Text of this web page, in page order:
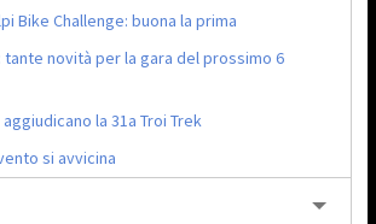
Bike Challenge: buona la prima
tante novità per la gara del prossimo 6
la 31a Troi Trek
si avvicina